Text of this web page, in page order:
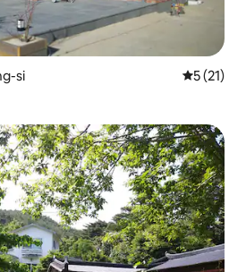
si Средна
5 (21)